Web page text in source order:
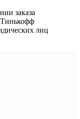
заказа
лиц